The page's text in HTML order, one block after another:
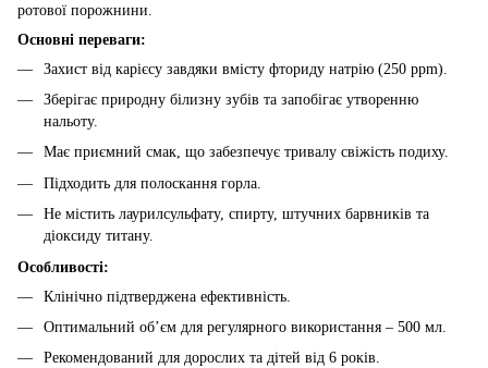
ротової порожнини.
Основні переваги:
Захист від карієсу завдяки вмісту фториду натрію (250 ppm).
Зберігає природну білизну зубів та запобігає утворенню
нальоту.
Має приємний смак, що забезпечує тривалу свіжість подиху.
Підходить для полоскання горла.
Не містить лаурилсульфату, спирту, штучних барвників та
діоксиду титану.
Особливості:
Клінічно підтверджена ефективність.
Оптимальний об’єм для регулярного використання – 500 мл.
Рекомендований для дорослих та дітей від 6 років.